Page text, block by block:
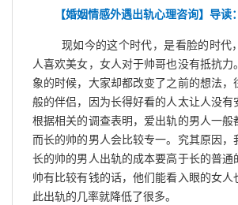
【婚姻情感外遇出轨心理咨询】导读：
现如今的这个时代，是看脸的时代
人喜欢美女，女人对于帅哥也没有抵抗力
象的时候，大家却都改变了之前的想法，
般的伴侣，因为长得好看的人太让人没有
根据相关的调查表明，爱出轨的男人一般
而长的帅的男人会比较专一。究其原因，
长的帅的男人出轨的成本要高于长的普通
帅有比较有钱的话，他们能看入眼的女人
此出轨的几率就降低了很多。